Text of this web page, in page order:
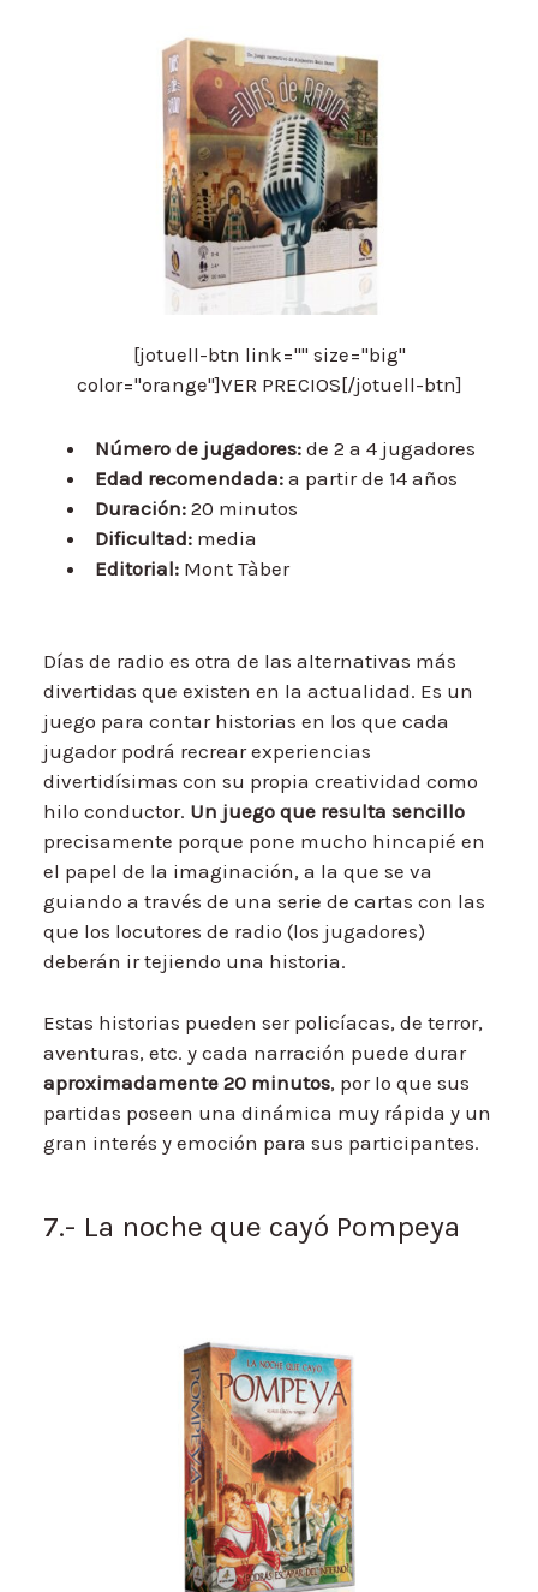
[jotuell-btn link="" size="big"
color="orange"]VER PRECIOS[/jotuell-btn]
Número de jugadores: de 2 a 4 jugadores
Edad recomendada: a partir de 14 años
Duración: 20 minutos
Dificultad: media
Editorial: Mont Tàber
Días de radio es otra de las alternativas más
divertidas que existen en la actualidad. Es un
juego para contar historias en los que cada
jugador podrá recrear experiencias
divertidísimas con su propia creatividad como
hilo conductor. Un juego que resulta sencillo
precisamente porque pone mucho hincapié en
el papel de la imaginación, a la que se va
guiando a través de una serie de cartas con las
que los locutores de radio (los jugadores)
deberán ir tejiendo una historia.
Estas historias pueden ser policíacas, de terror,
aventuras, etc. y cada narración puede durar
aproximadamente 20 minutos, por lo que sus
partidas poseen una dinámica muy rápida y un
gran interés y emoción para sus participantes.
7.- La noche que cayó Pompeya